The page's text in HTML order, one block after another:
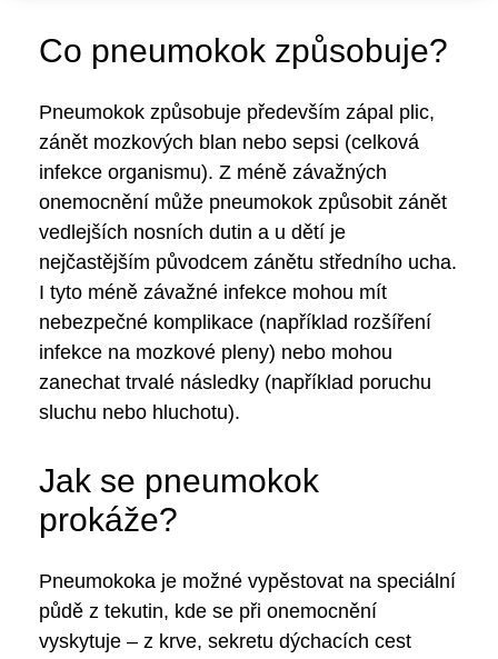
Co pneumokok způsobuje?
Pneumokok způsobuje především zápal plic,
zánět mozkových blan nebo sepsi (celková
infekce organismu). Z méně závažných
onemocnění může pneumokok způsobit zánět
vedlejších nosních dutin a u dětí je
nejčastějším původcem zánětu středního ucha.
I tyto méně závažné infekce mohou mít
nebezpečné komplikace (například rozšíření
infekce na mozkové pleny) nebo mohou
zanechat trvalé následky (například poruchu
sluchu nebo hluchotu).
Jak se pneumokok
prokáže?
Pneumokoka je možné vypěstovat na speciální
půdě z tekutin, kde se při onemocnění
vyskytuje – z krve, sekretu dýchacích cest